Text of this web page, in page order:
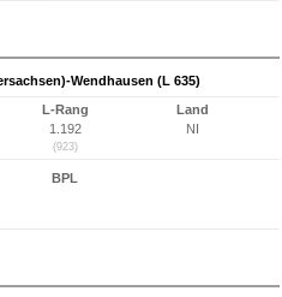
Wendhausen (L 635)
L-Rang
1.192
(923)
Land
NI
BPL